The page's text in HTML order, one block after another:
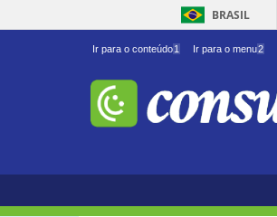
BRASIL
Ir para o conteúdo1 Ir para o menu2